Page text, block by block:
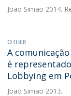
João Simão 2014.
OTHER
A
é
Lobbying em
João Simão 2013.